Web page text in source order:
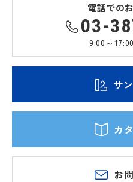
電話での
03-
9:00～
サ
カ
お